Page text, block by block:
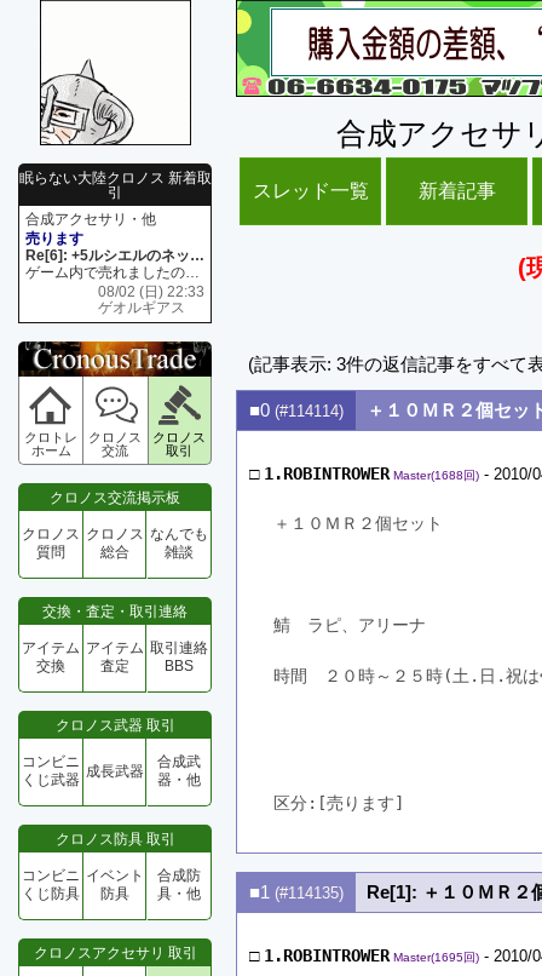
眠らない大陸クロノス 新着取
引
合成アクセサリ・他
売ります
Re[6]: +5ルシエルのネックレス
ゲーム内で売れましたので 在庫がネク1 リング4 となります リングのお値段は80G といたします
08/02 (日) 22:33
ゲオルギアス
クロトレ
ホーム
クロノス
交流
クロノス
取引
クロノス交流掲示板
クロノス
質問
クロノス
総合
なんでも
雑談
交換・査定・取引連絡
アイテム
交換
アイテム
査定
取引連絡
BBS
クロノス武器 取引
コンビニ
くじ武器 成長武器
合成武
器・他
クロノス防具 取引
コンビニ
くじ防具
イベント
防具
合成防
具・他
クロノスアクセサリ 取引
合成アクセサ
スレッド一覧 新着記事
(
(記事表示: 3件の返信記事をすべて
■0 (#114114) ＋１０ＭＲ２個
□ 1.ROBINTROWER Master(1688回) - 2010/
＋１０ＭＲ２個セット　　　　　
鯖　ラピ、アリーナ
時間　２０時～２５時(土.日.祝
区分:[売ります]
■1 (#114135) Re[1]: ＋１０Ｍ
□ 1.ROBINTROWER Master(1695回) - 2010/